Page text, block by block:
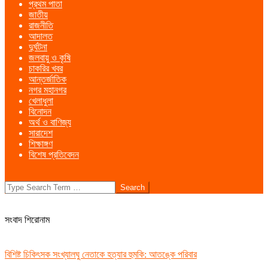
Menu
প্রথম পাতা
জাতীয়
রাজনীতি
আদালত
দুর্ঘটনা
জলবায়ু ও কৃষি
চাকরির খবর
আন্তর্জাতিক
নগর মহানগর
খেলাধুলা
বিনোদন
অর্থ ও বাণিজ্য
সারাদেশ
শিক্ষাঙ্গণ
বিশেষ প্রতিবেদন
Search
সংবাদ শিরোনাম
বিশিষ্ট চিকিৎসক সংখ্যালঘু নেতাকে হত্যার হুমকি: আতঙ্কে পরিবার